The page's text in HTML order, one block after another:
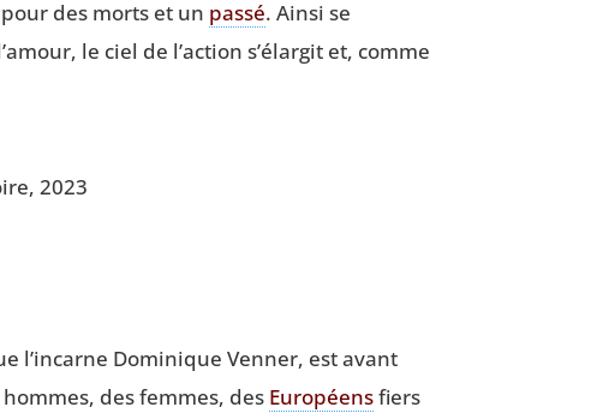
des morts et un pas­sé. Ain­si se
le ciel de l’action s’élargit et, comme
2023
l’incarne Domi­nique Ven­ner, est avant
des femmes, des Euro­péensfiers